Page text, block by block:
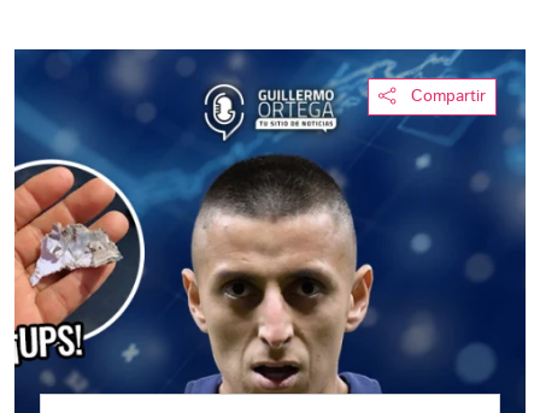
del vehículo, lo que abrió una línea de
investigación sobre el traslado de un artefacto
explosivo
Compartir